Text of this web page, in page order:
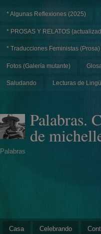
* Algunas Reflexiones (2025)
* PROSAS Y RELATOS
* Traducciones Feministas
Fotos (Galería mutante)
Saludando Lecturas de
Palabras.
de
Palabras
Casa Celebrando